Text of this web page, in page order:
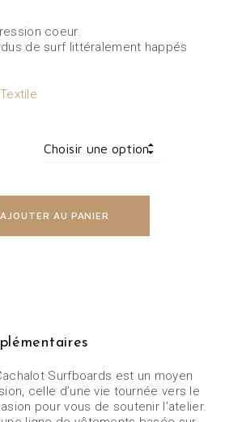
coeur.
de surf littéralement happés
Textile
AJOUTER AU PANIER
Surfboards est un moyen
celle d’une vie tournée vers le
pour vous de soutenir l’atelier.